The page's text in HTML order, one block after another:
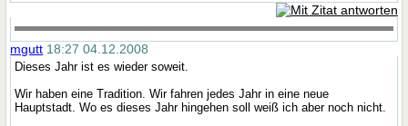
mgutt 18:27 04.12.2008
Dieses Jahr ist es wieder soweit.
Wir haben eine Tradition. Wir fahren jedes Jahr in eine neue
Hauptstadt. Wo es dieses Jahr hingehen soll weiß ich aber noch nicht.